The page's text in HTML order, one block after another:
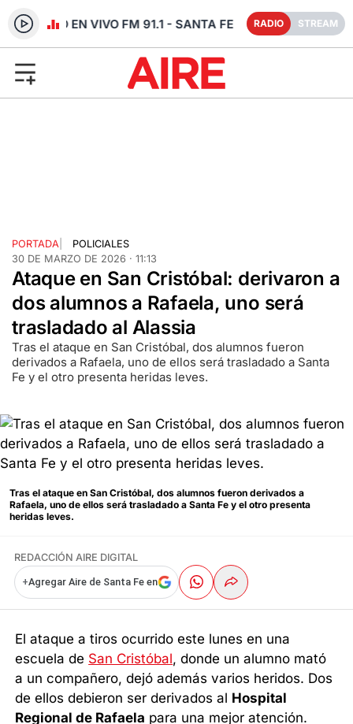
RADIO EN VIVO FM 91.1 - SANTA FE RADIO STREAM
PORTADA
POLICIALES
30 DE MARZO DE 2026 · 11:13
Ataque en San Cristóbal: derivaron a
dos alumnos a Rafaela, uno será
trasladado al Alassia
Tras el ataque en San Cristóbal, dos alumnos fueron
derivados a Rafaela, uno de ellos será trasladado a Santa
Fe y el otro presenta heridas leves.
Tras el ataque en San Cristóbal, dos alumnos fueron derivados a
Rafaela, uno de ellos será trasladado a Santa Fe y el otro presenta
heridas leves.
REDACCIÓN AIRE DIGITAL
+Agregar Aire de Santa Fe en
El ataque a tiros ocurrido este lunes en una
escuela de San Cristóbal, donde un alumno mató
a un compañero, dejó además varios heridos. Dos
de ellos debieron ser derivados al Hospital
Regional de Rafaela para una mejor atención.